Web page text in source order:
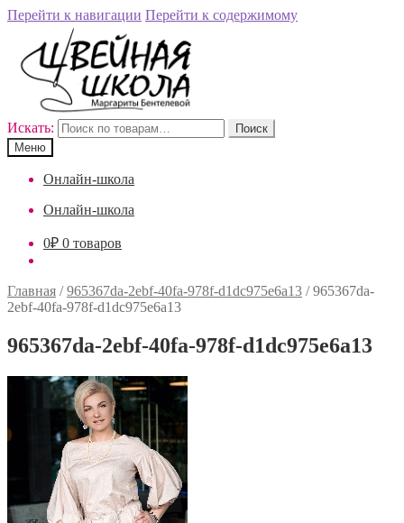
Перейти к навигации Перейти к содержимому
Искать:
Поиск
Меню
Онлайн-школа
Онлайн-школа
0₽ 0 товаров
Главная /965367da-2ebf-40fa-978f-d1dc975e6a13 /965367da-
2ebf-40fa-978f-d1dc975e6a13
965367da-2ebf-40fa-978f-d1dc975e6a13